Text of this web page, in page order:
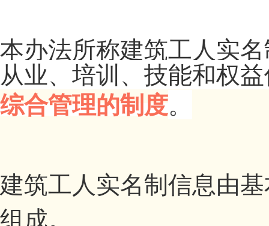
本办法所称建筑工人实
从业、培训、技能和权
综合管理的制度。
建筑工人实名制信息由
组成。